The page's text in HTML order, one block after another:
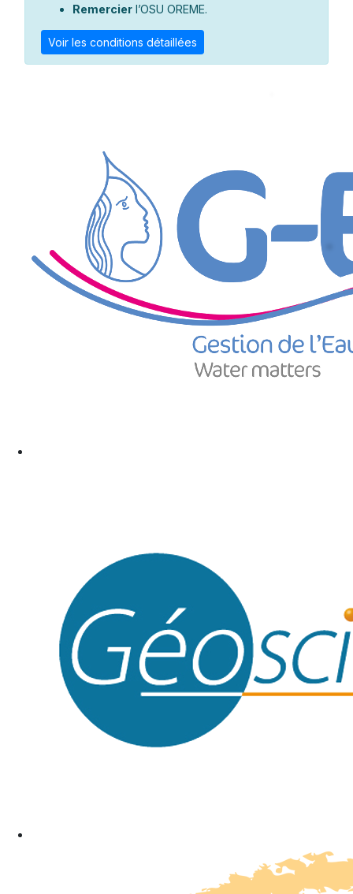
Remercier l’OSU OREME.
Voir les conditions détaillées